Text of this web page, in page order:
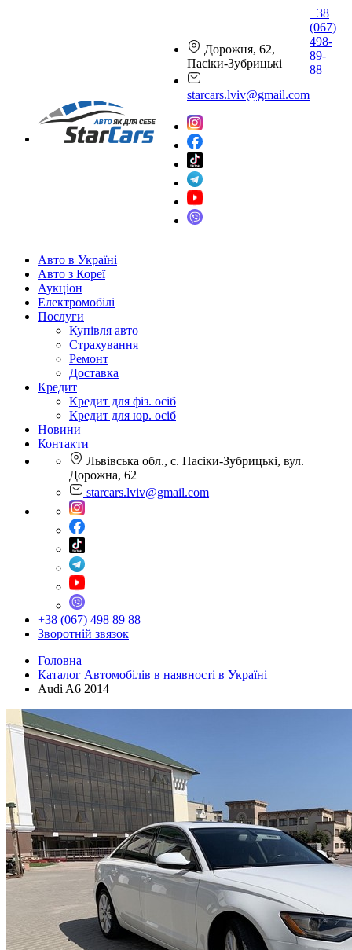
Дорожня, 62,
Пасіки-Зубрицькі
starcars.lviv@gmail.com
+38
(067)
498-
89-
88
Авто в Україні
Авто з Кореї
Аукціон
Електромобілі
Послуги
Купівля авто
Страхування
Ремонт
Доставка
Кредит
Кредит для фіз. осіб
Кредит для юр. осіб
Новини
Контакти
Львівська обл., с. Пасіки-Зубрицькі, вул.
Дорожна, 62
starcars.lviv@gmail.com
+38 (067) 498 89 88
Зворотній звязок
Головна
Каталог Автомобілів в наявності в Україні
Audi A6 2014